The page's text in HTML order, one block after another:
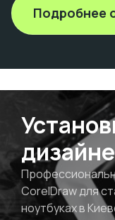
Подробнее
CorelDraw для
ноутбуках в